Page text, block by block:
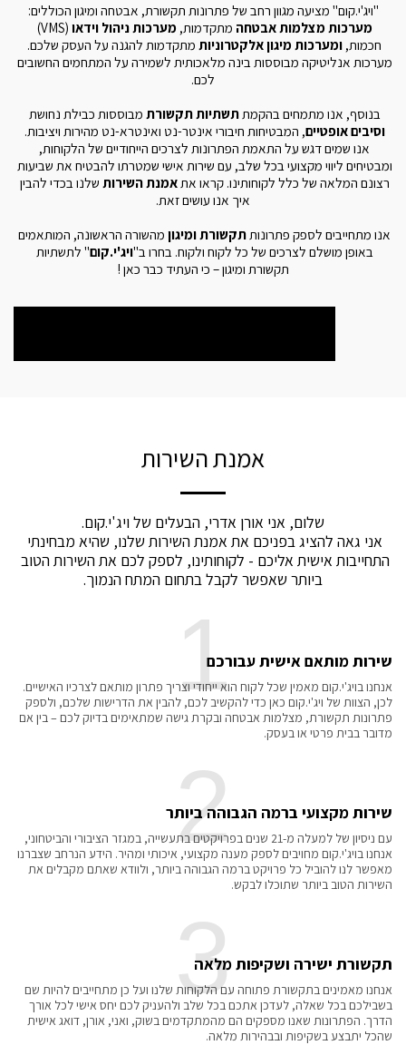
"ויג'י.קום" מציעה מגוון רחב של פתרונות תקשורת, אבטחה ומיגון הכוללים:
מערכות מצלמות אבטחה מתקדמות, מערכות ניהול וידאו
(VMS)
חכמות, ומערכות מיגון אלקטרוניות
מתקדמות להגנה על העסק שלכם.
מערכות אנליטיקה מבוססות בינה מלאכותית לשמירה על המתחמים החשובים
לכם.
בנוסף, אנו מתמחים בהקמת תשתיות תקשורת מבוססות כבילת נחושת
וסיבים אופטיים
, המבטיחות חיבורי אינטר-נט ואינטרא-נט מהירות ויציבות.
אנו שמים דגש על התאמת הפתרונות לצרכים הייחודיים של הלקוחות,
ומבטיחים ליווי מקצועי בכל שלב, עם שירות אישי שמטרתו להבטיח את שביעות
רצונם המלאה של כלל לקוחותינו. קראו את אמנת השירות
שלנו בכדי להבין
איך אנו עושים זאת.
אנו מתחייבים לספק פתרונות תקשורתומיגון
מהשורה הראשונה, המותאמים
באופן מושלם לצרכים של כל לקוח ולקוח. בחרו ב" ויג'י.קום
" לתשתיות
תקשורת ומיגון – כי העתיד כבר כאן !
אמנת השירות
אני גאה להציג בפניכם את אמנת השירות שלנו, שהיא מבחינתי
התחייבות אישית אליכם - לקוחותינו, לספק לכם את השירות הטוב
ביותר שאפשר לקבל בתחום המתח הנמוך.
1שירות מותאם אישית עבורכם
אנחנו בויג'י.קום מאמין שכל לקוח הוא ייחודי וצריך פתרון מותאם לצרכיו האישיים.
לכן, הצוות של ויג'י.קום כאן כדי להקשיב לכם, להבין את הדרישות שלכם, ולספק
פתרונות תקשורת, מצלמות אבטחה ובקרת גישה שמתאימים בדיוק לכם – בין אם
מדובר בבית פרטי או בעסק.
2
שירות מקצועי ברמה הגבוהה ביותר
עם ניסיון של למעלה מ-21 שנים בפרויקטים בתעשייה, במגזר הציבורי והביטחוני,
אנחנו בויג'י.קום מחויבים לספק מענה מקצועי, איכותי ומהיר. הידע הנרחב שצברנו
מאפשר לנו להוביל כל פרויקט ברמה הגבוהה ביותר, ולוודא שאתם מקבלים את
השירות הטוב ביותר שתוכלו לבקש.
3
תקשורת ישירה ושקיפות מלאה
אנחנו מאמינים בתקשורת פתוחה עם הלקוחות שלנו ועל כן מתחייבים להיות שם
בשבילכם בכל שאלה, לעדכן אתכם בכל שלב ולהעניק לכם יחס אישי לכל אורך
הדרך. הפתרונות שאנו מספקים הם מהמתקדמים בשוק, ואני, אורן, דואג אישית
שהכל יתבצע בשקיפות ובבהירות מלאה.